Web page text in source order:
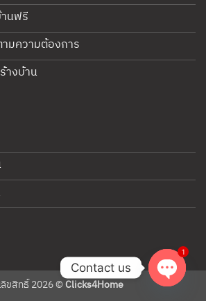
นฟรี
มความต้องการ
างบ้าน
ขสิทธิ์ 2026 ©Clicks4Home
Contact us
1